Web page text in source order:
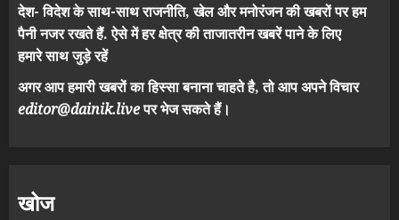
देश- विदेश के साथ-साथ राजनीति, खेल और मनोरंजन की खबरों पर हम
पैनी नजर रखते हैं. ऐसे में हर क्षेत्र की ताजातरीन खबरें पाने के लिए
हमारे साथ जुड़े रहें
अगर आप हमारी खबरों का हिस्सा बनाना चाहते है, तो आप अपने विचार
editor@dainik.liveपर भेज सकते हैं।
खोज